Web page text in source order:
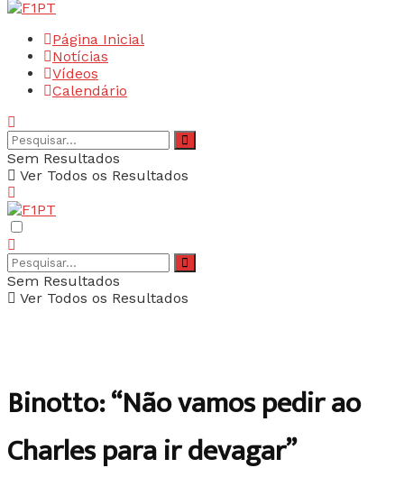
Página Inicial
Notícias
Vídeos
Calendário
Sem Resultados
Ver Todos os Resultados
Sem Resultados
Ver Todos os Resultados
Binotto: “Não vamos pedir ao
Charles para ir devagar”